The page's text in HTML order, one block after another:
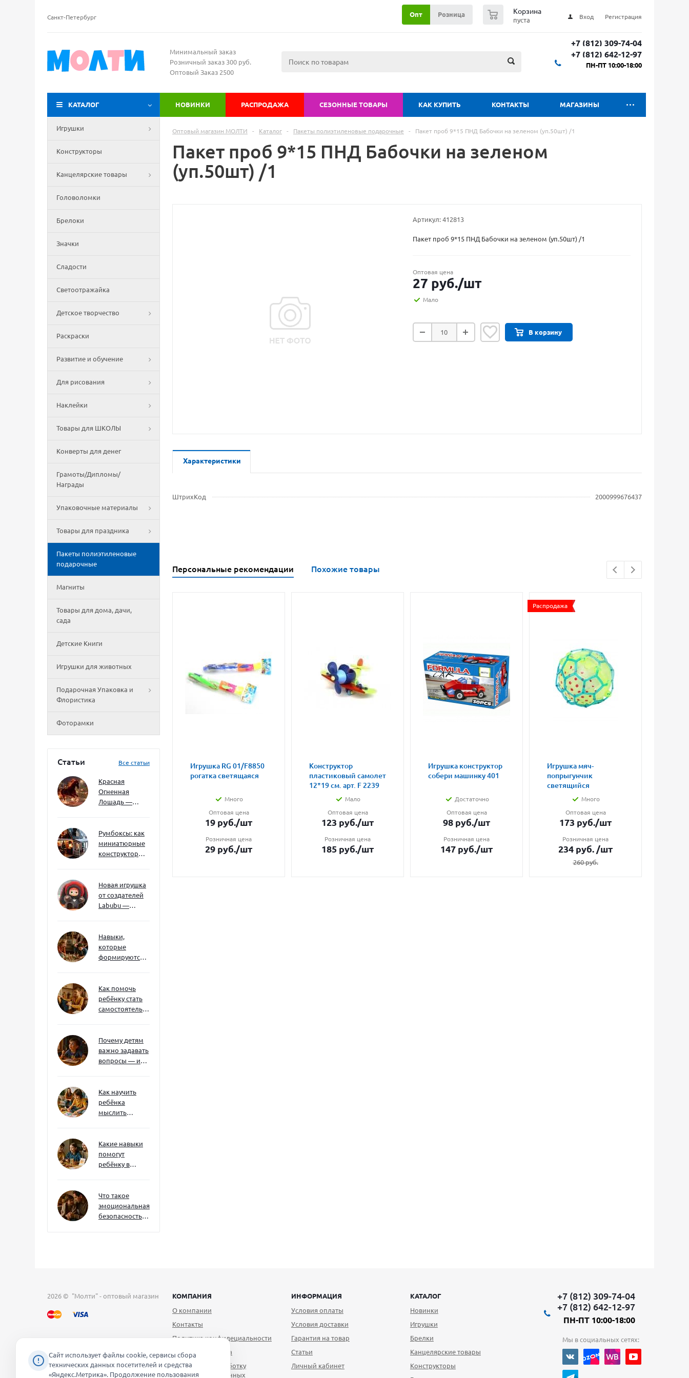
Санкт-Петербург Вход Регистрация
Корзина
пуста
Опт Розница
Минимальный заказ
Розничный заказ 300 руб.
Оптовый Заказ 2500
+7 (812) 309-74-04
+7 (812) 642-12-97
ПН-ПТ 10:00-18:00
КАТАЛОГ НОВИНКИ РАСПРОДАЖА СЕЗОННЫЕ ТОВАРЫ КАК КУПИТЬ КОНТАКТЫ МАГАЗИНЫ
Игрушки
Конструкторы
Канцелярские товары
Головоломки
Брелоки
Значки
Сладости
Светоотражайка
Детское творчество
Раскраски
Развитие и обучение
Для рисования
Наклейки
Товары для ШКОЛЫ
Конверты для денег
Грамоты/Дипломы/
Награды
Упаковочные материалы
Товары для праздника
Пакеты полиэтиленовые
подарочные
Магниты
Товары для дома, дачи,
сада
Детские Книги
Игрушки для животных
Подарочная Упаковка и
Флористика
Фоторамки
Статьи Все статьи
Красная
Огненная
Лошадь —
ждать и как
подготовиться
Румбоксы: как
миниатюрные
конструкторы
мышление и
внимание к
деталям
Новая игрушка
от создателей
Labubu —
Навыки,
которые
формируются
ребёнка
успешным
Как помочь
ребёнку стать
самостоятельным
Почему детям
важно задавать
вопросы — и
Как научить
ребёнка
мыслить
сложностей
Какие навыки
помогут
ребёнку в
их уже сейчас
Что такое
эмоциональная
безопасность
Оптовый магазин МОЛТИ - Каталог - Пакеты полиэтиленовые подарочные - Пакет проб 9*15 ПНД Бабочки на зеленом (уп.50шт) /1
Пакет проб 9*15 ПНД Бабочки на зеленом
(уп.50шт) /1
Артикул: 412813
Пакет проб 9*15 ПНД Бабочки на зеленом (уп.50шт) /1
Оптовая цена
27 руб./шт
Мало
В корзину
Характеристики
ШтрихКод 2000999676437
Персональные рекомендации Похожие товары
Игрушка RG 01/F8850
рогатка светящаяся
Много
Оптовая цена
19 руб./шт
Розничная цена
29 руб./шт
Конструктор
пластиковый самолет
12*19 см. арт. F 2239
Мало
Оптовая цена
123 руб./шт
Розничная цена
185 руб./шт
Игрушка конструктор
собери машинку 401
Достаточно
Оптовая цена
98 руб./шт
Розничная цена
147 руб./шт
Распродажа
Игрушка мяч-
попрыгунчик
светящийся
Много
Оптовая цена
173 руб./шт
Розничная цена
234 руб. /шт
260руб.
2026 © "Молти" - оптовый магазин
КОМПАНИЯ
О компании
Контакты
Политика конфидециальности
Публичная оферта
Согласие на обработку
персональных данных
ИНФОРМАЦИЯ
Условия оплаты
Условия доставки
Гарантия на товар
Статьи
Личный кабинет
КАТАЛОГ
Новинки
Игрушки
Брелки
Канцелярские товары
Конструкторы
+7 (812) 309-74-04
+7 (812) 642-12-97
ПН-ПТ 10:00-18:00
Мы в социальных сетях:
Сайт использует файлы cookie, сервисы сбора
технических данных посетителей и средства
«Яндекс.Метрика». Продолжение пользования